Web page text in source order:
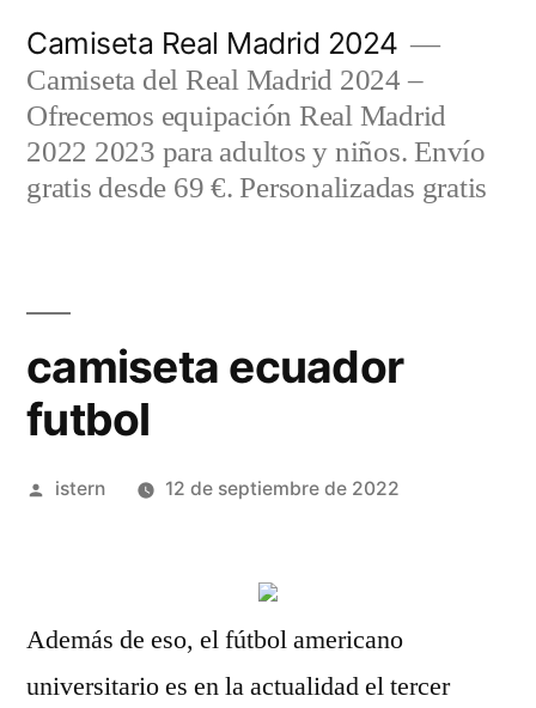
contenido
Camiseta Real Madrid 2024
Camiseta del Real Madrid 2024 –
Ofrecemos equipación Real Madrid
2022 2023 para adultos y niños. Envío
gratis desde 69 €. Personalizadas gratis
camiseta ecuador
futbol
Publicado
istern 12 de septiembre de 2022
Además de eso, el fútbol americano
universitario es en la actualidad el tercer